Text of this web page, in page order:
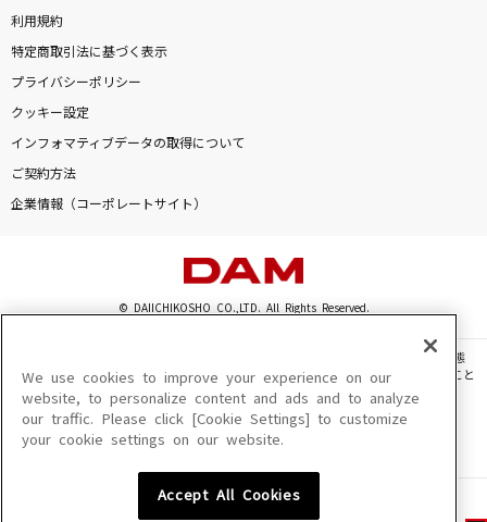
利用規約
特定商取引法に基づく表示
プライバシーポリシー
クッキー設定
インフォマティブデータの取得について
ご契約方法
企業情報（コーポレートサイト）
© DAIICHIKOSHO CO.,LTD. All Rights Reserved.
このサイトに掲載されている一切の文章・画像・写真・動画・音声等を、手段や形態
を問わず、著作権法の定める範囲を超えて無断で複製、転載、ファイル化などすること
を禁じます。
楽曲及びコンテンツは、機種によりご利用いただけない場合があります。
楽曲及びコンテンツの配信日、配信内容が変更になる場合があります。
We use cookies to improve your experience on our
website, to personalize content and ads and to analyze
our traffic. Please click [Cookie Settings] to customize
your cookie settings on our website.
Accept All Cookies